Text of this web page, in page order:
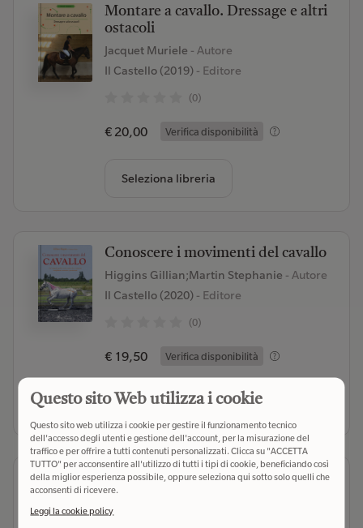
Montare a cavallo. Dressage e altri
ostacoli
Jacquet Muriele - Autore
Il Castello (2019)- Editore
(0)
€ 20,00 Verifica disponibilità
Seleziona libreria
Conoscere i movimenti del cavallo
Higgins Gillian;Martin Stephanie - Autore
Il Castello (2020)- Editore
(0)
€ 19,50 Verifica disponibilità
Seleziona libreria
Il manuale del cavallo e cavaliere
De Vecchi (2020)
Questo sito Web utilizza i cookie
Questo sito web utilizza i cookie per gestire il funzionamento tecnico
dell'accesso degli utenti e gestione dell'account, per la misurazione del
traffico e per offrire a tutti contenuti personalizzati. Clicca su "ACCETTA
TUTTO" per acconsentire all'utilizzo di tutti i tipi di cookie, beneficiando così
della miglior esperienza possibile, oppure seleziona qui sotto solo quelli che
acconsenti di ricevere.
Leggi la cookie policy